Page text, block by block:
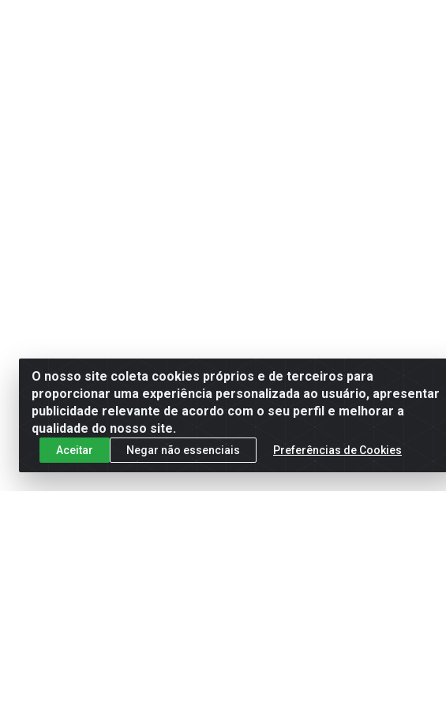
O nosso site coleta cookies próprios e de terceiros para
proporcionar uma experiência personalizada ao usuário, apresentar
publicidade relevante de acordo com o seu perfil e melhorar a
qualidade do nosso site.
Aceitar Negar não essenciais Preferências de Cookies